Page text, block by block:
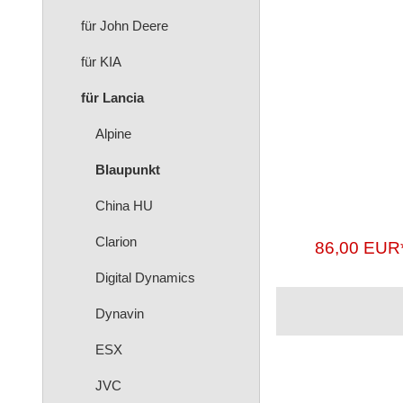
für John Deere
für KIA
für Lancia
Alpine
Blaupunkt
China HU
Clarion
Digital Dynamics
Dynavin
ESX
JVC
86,00